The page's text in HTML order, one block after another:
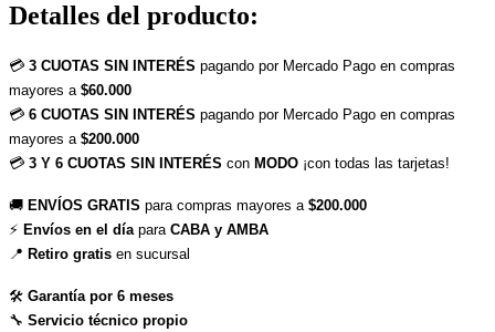
Detalles del producto:
💳 3 CUOTAS SIN INTERÉS pagando por Mercado Pago en compras
mayores a $60.000
💳 6 CUOTAS SIN INTERÉS pagando por Mercado Pago en compras
mayores a $200.000
💳 3 Y 6 CUOTAS SIN INTERÉS con MODO ¡con todas las tarjetas!
🚚 ENVÍOS GRATIS para compras mayores a $200.000
⚡ Envíos en el día para CABA y AMBA
📍 Retiro gratis en sucursal
🛠 Garantía por 6 meses
🔧 Servicio técnico propio